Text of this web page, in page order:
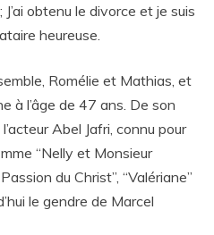
obtenu le divorce et je suis
heureuse.
Romélie et Mathias, et
à l’âge de 47 ans. De son
Abel Jafri, connu pour
“Nelly et Monsieur
du Christ”, “Valériane”
le gendre de Marcel